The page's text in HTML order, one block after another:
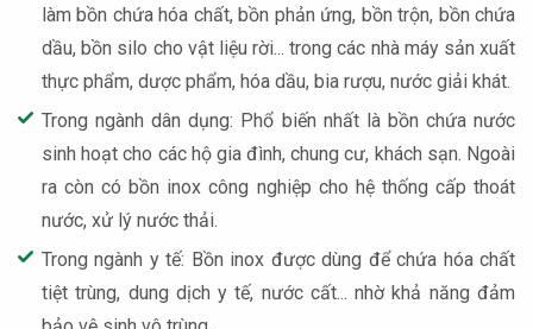
làm bồn chứa hóa chất, bồn phản ứng, bồn trộn, bồn chứa
dầu, bồn silo cho vật liệu rời... trong các nhà máy sản xuất
thực phẩm, dược phẩm, hóa dầu, bia rượu, nước giải khát.
Trong ngành dân dụng: Phổ biến nhất là bồn chứa nước
sinh hoạt cho các hộ gia đình, chung cư, khách sạn. Ngoài
ra còn có bồn inox công nghiệp cho hệ thống cấp thoát
nước, xử lý nước thải.
Trong ngành y tế: Bồn inox được dùng để chứa hóa chất
tiệt trùng, dung dịch y tế, nước cất... nhờ khả năng đảm